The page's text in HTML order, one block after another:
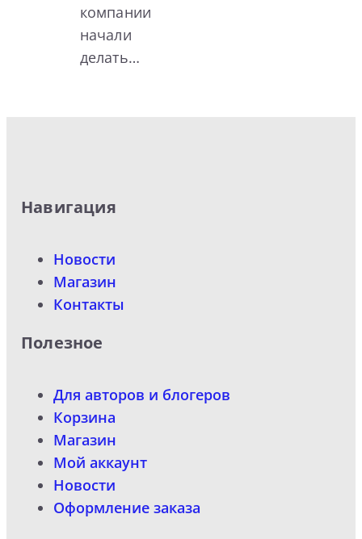
компании
начали
делать…
Навигация
Новости
Магазин
Контакты
Полезное
Для авторов и блогеров
Корзина
Магазин
Мой аккаунт
Новости
Оформление заказа